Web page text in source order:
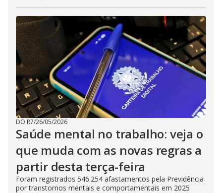
DO R7/26/05/2026
Saúde mental no trabalho: veja o
que muda com as novas regras a
partir desta terça-feira
Foram registrados 546.254 afastamentos pela Previdência
por transtornos mentais e comportamentais em 2025